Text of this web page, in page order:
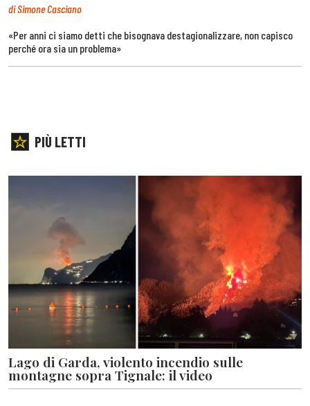
di Simone Casciano
«Per anni ci siamo detti che bisognava destagionalizzare, non capisco
perché ora sia un problema»
PIÙ LETTI
Lago di Garda, violento incendio sulle
montagne sopra Tignale: il video